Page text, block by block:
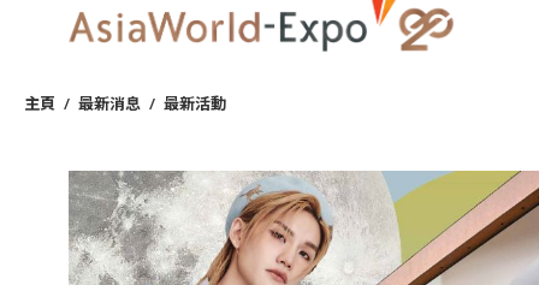
主頁 / 最新消息 / 最新活動